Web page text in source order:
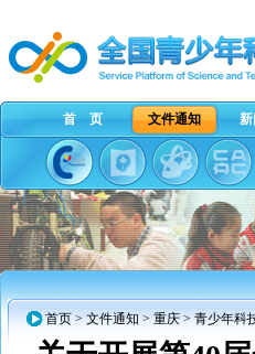
首 页 文件通知
首页 > 文件通知 > 重庆 > 青少年科